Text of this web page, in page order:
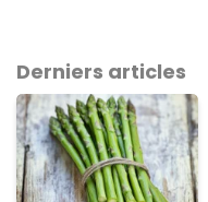
Derniers articles